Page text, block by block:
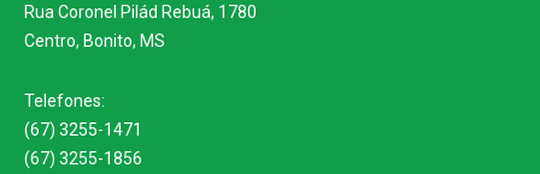
Rua Coronel Pilád Rebuá, 1780
Centro, Bonito, MS
Telefones:
(67) 3255-1471
(67) 3255-1856